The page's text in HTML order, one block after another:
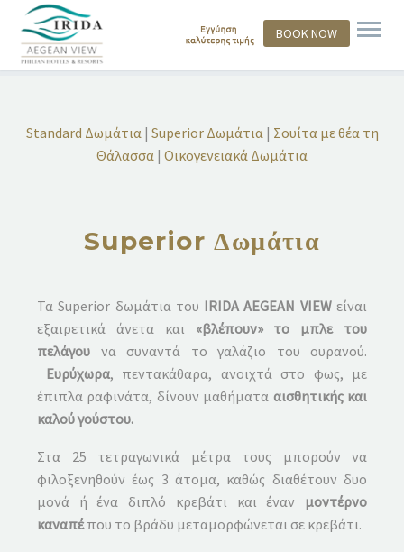
BOOK NOW
Standard Δωμάτια| Superior Δωμάτια| Σουίτα με θέα τη
Θάλασσα | Οικογενειακά Δωμάτια
Superior Δωμάτια
Τα Superior δωμάτια του IRIDA AEGEAN VIEWείναι
εξαιρετικά άνετα και «βλέπουν» το μπλε του
πελάγου να συναντά το γαλάζιο του ουρανού.
Ευρύχωρα, πεντακάθαρα, ανοιχτά στο φως, με
έπιπλα ραφινάτα, δίνουν μαθήματα αισθητικής και
καλού γούστου.
Στα 25 τετραγωνικά μέτρα τους μπορούν να
φιλοξενηθούν έως 3 άτομα, καθώς διαθέτουν δυο
μονά ή ένα διπλό κρεβάτι και έναν μοντέρνο
καναπέπου το βράδυ μεταμορφώνεται σε κρεβάτι.